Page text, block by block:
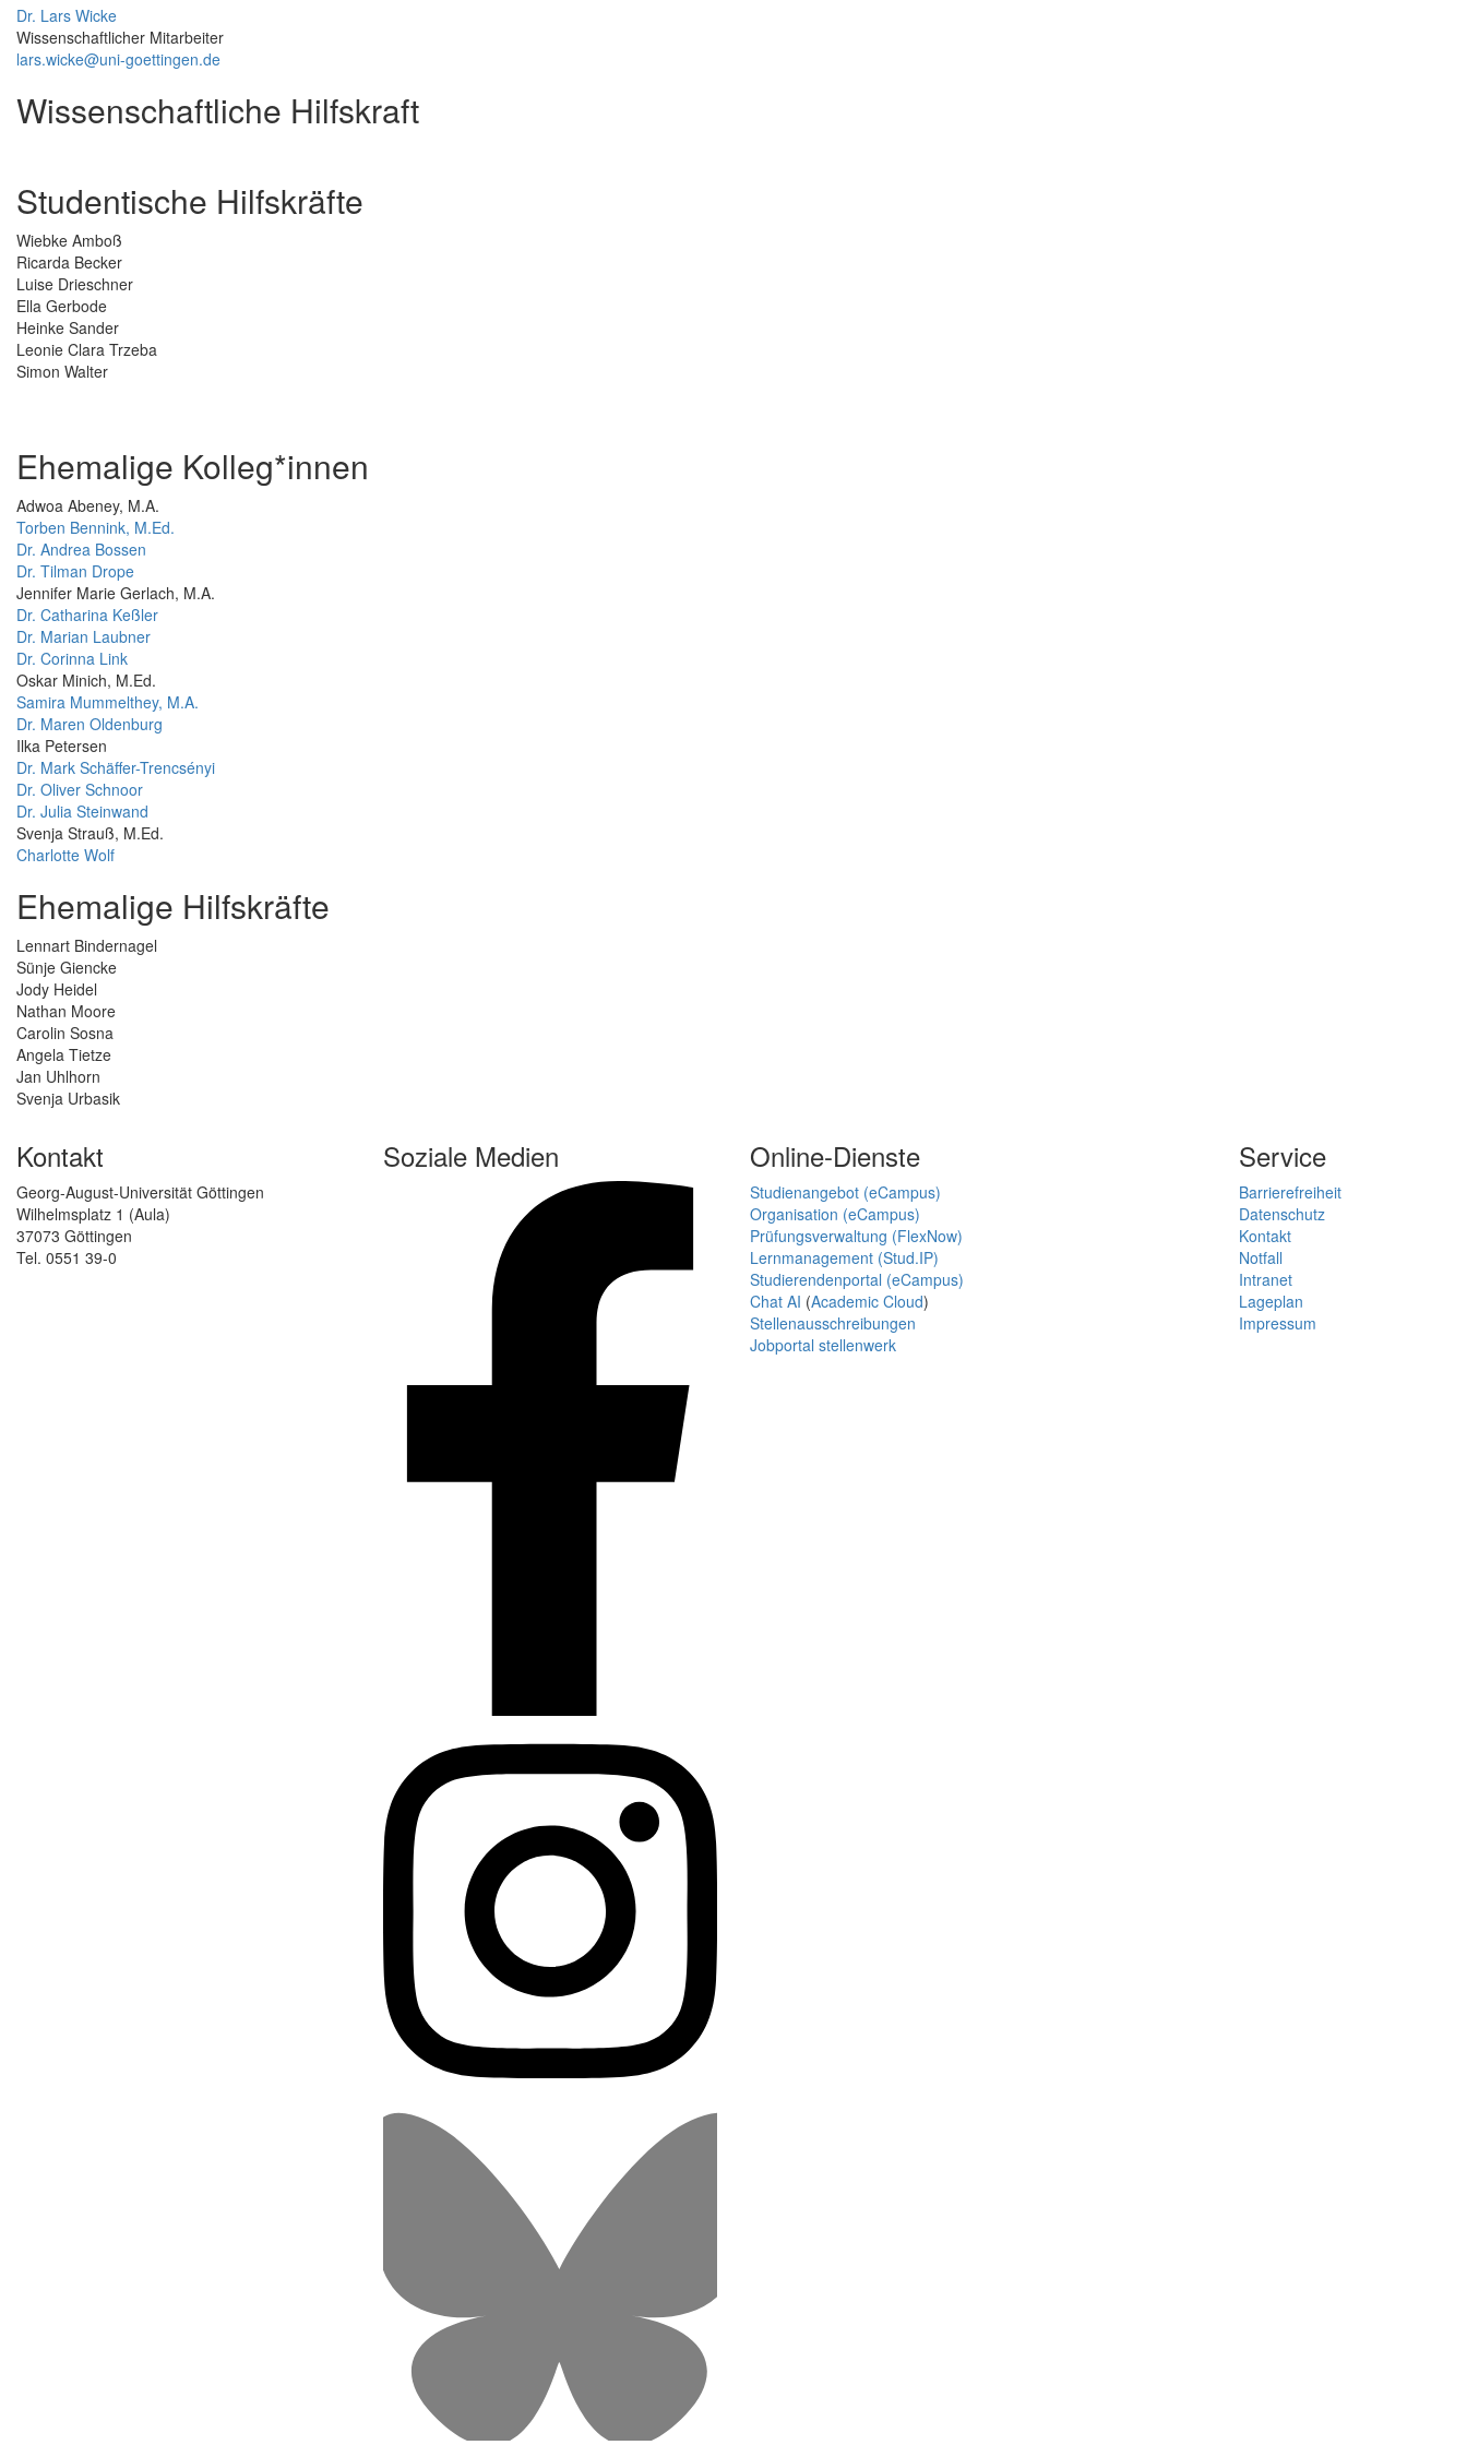
Dr. Lars Wicke
Wissenschaftlicher Mitarbeiter
lars.wicke@uni-goettingen.de
Wissenschaftliche Hilfskraft
Studentische Hilfskräfte
Wiebke Amboß
Ricarda Becker
Luise Drieschner
Ella Gerbode
Heinke Sander
Leonie Clara Trzeba
Simon Walter
Ehemalige Kolleg*innen
Adwoa Abeney, M.A.
Torben Bennink, M.Ed.
Dr. Andrea Bossen
Dr. Tilman Drope
Jennifer Marie Gerlach, M.A.
Dr. Catharina Keßler
Dr. Marian Laubner
Dr. Corinna Link
Oskar Minich, M.Ed.
Samira Mummelthey, M.A.
Dr. Maren Oldenburg
Ilka Petersen
Dr. Mark Schäffer-Trencsényi
Dr. Oliver Schnoor
Dr. Julia Steinwand
Svenja Strauß, M.Ed.
Charlotte Wolf
Ehemalige Hilfskräfte
Lennart Bindernagel
Sünje Giencke
Jody Heidel
Nathan Moore
Carolin Sosna
Angela Tietze
Jan Uhlhorn
Svenja Urbasik
Kontakt
Georg-August-Universität Göttingen
Wilhelmsplatz 1 (Aula)
37073 Göttingen
Tel. 0551 39-0
Soziale Medien Online-Dienste
Studienangebot (eCampus)
Organisation (eCampus)
Prüfungsverwaltung (FlexNow)
Lernmanagement (Stud.IP)
Studierendenportal (eCampus)
Chat AI (Academic Cloud)
Stellenausschreibungen
Jobportal stellenwerk
Service
Barrierefreiheit
Datenschutz
Kontakt
Notfall
Intranet
Lageplan
Impressum